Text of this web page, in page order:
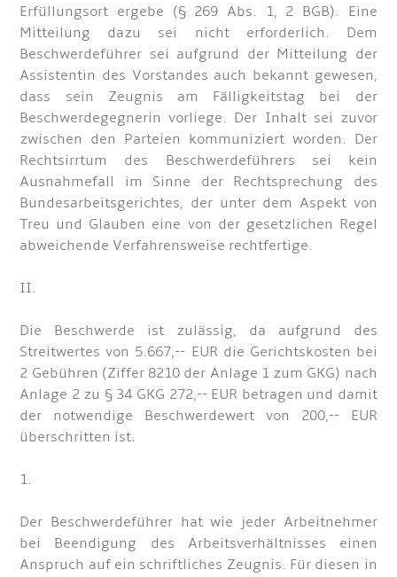
Erfüllungsort ergebe (§ 269 Abs. 1, 2 BGB). Eine
Mitteilung dazu sei nicht erforderlich. Dem
Beschwerdeführer sei aufgrund der Mitteilung der
Assistentin des Vorstandes auch bekannt gewesen,
dass sein Zeugnis am Fälligkeitstag bei der
Beschwerdegegnerin vorliege. Der Inhalt sei zuvor
zwischen den Parteien kommuniziert worden. Der
Rechtsirrtum des Beschwerdeführers sei kein
Ausnahmefall im Sinne der Rechtsprechung des
Bundesarbeitsgerichtes, der unter dem Aspekt von
Treu und Glauben eine von der gesetzlichen Regel
abweichende Verfahrensweise rechtfertige.
II.
Die Beschwerde ist zulässig, da aufgrund des
Streitwertes von 5.667,-- EUR die Gerichtskosten bei
2 Gebühren (Ziffer 8210 der Anlage 1 zum GKG) nach
Anlage 2 zu § 34 GKG 272,-- EUR betragen und damit
der notwendige Beschwerdewert von 200,-- EUR
überschritten ist.
1.
Der Beschwerdeführer hat wie jeder Arbeitnehmer
bei Beendigung des Arbeitsverhältnisses einen
Anspruch auf ein schriftliches Zeugnis. Für diesen in